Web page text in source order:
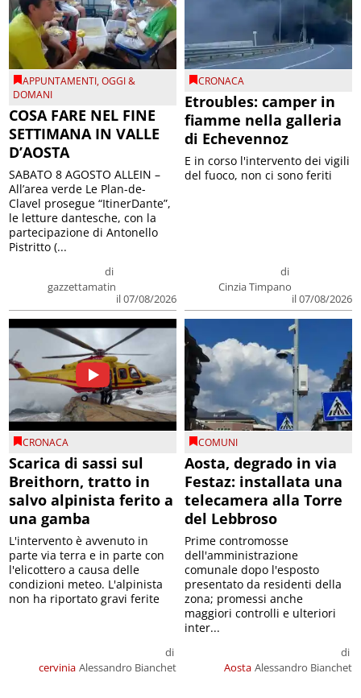
APPUNTAMENTI,OGGI &
DOMANI
COSA FARE NEL FINE
SETTIMANA IN VALLE
D’AOSTA
di
gazzettamatin
il 07/08/2026
SABATO 8 AGOSTO ALLEIN –
All’area verde Le Plan-de-
Clavel prosegue “ItinerDante”,
le letture dantesche, con la
partecipazione di Antonello
Pistritto (...
CRONACA
Etroubles: camper in
fiamme nella galleria
di Echevennoz
di
Cinzia Timpano
il 07/08/2026
E in corso l'intervento dei vigili
del fuoco, non ci sono feriti
CRONACA
Scarica di sassi sul
Breithorn, tratto in
salvo alpinista ferito a
una gamba
cervinia
di
Alessandro Bianchet
L'intervento è avvenuto in
parte via terra e in parte con
l'elicottero a causa delle
condizioni meteo. L'alpinista
non ha riportato gravi ferite
COMUNI
Aosta, degrado in via
Festaz: installata una
telecamera alla Torre
del Lebbroso
Aosta
di
Alessandro Bianchet
Prime contromosse
dell'amministrazione
comunale dopo l'esposto
presentato da residenti della
zona; promessi anche
maggiori controlli e ulteriori
inter...